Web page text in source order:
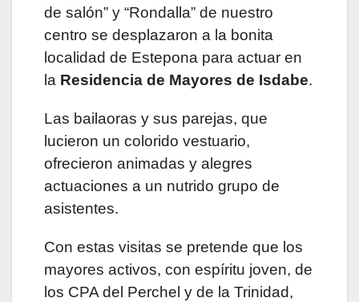
de salón” y “Rondalla” de nuestro
centro se desplazaron a la bonita
localidad de Estepona para actuar en
la Residencia de Mayores de Isdabe.
Las bailaoras y sus parejas, que
lucieron un colorido vestuario,
ofrecieron animadas y alegres
actuaciones a un nutrido grupo de
asistentes.
Con estas visitas se pretende que los
mayores activos, con espíritu joven, de
los CPA del Perchel y de la Trinidad,